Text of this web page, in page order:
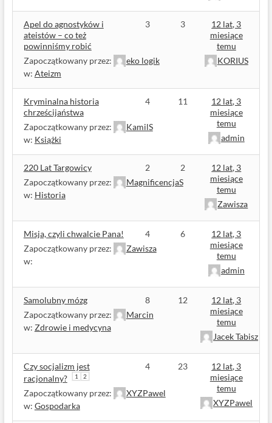
Apel do agnostyków i
ateistów – co też
powinniśmy robić
Zapoczątkowany przez:
eko logik
w: Ateizm
3 3
12 lat, 3
miesiące
temu
KORIUS
Kryminalna historia
chrześcijaństwa
Zapoczątkowany przez:
KamilS
w: Książki
4 11
12 lat, 3
miesiące
temu
admin
220 Lat Targowicy
Zapoczątkowany przez:
MagnificencjaS
w: Historia
2 2
12 lat, 3
miesiące
temu
Zawisza
Misja, czyli chwalcie Pana!
Zapoczątkowany przez:
Zawisza
w:
4 6
12 lat, 3
miesiące
temu
admin
Samolubny mózg
Zapoczątkowany przez:
Marcin
w: Zdrowie i medycyna
8 12
12 lat, 3
miesiące
temu
Jacek Tabisz
Czy socjalizm jest
racjonalny?
1 2
Zapoczątkowany przez:
XYZPawel
w: Gospodarka
4 23
12 lat, 3
miesiące
temu
XYZPawel